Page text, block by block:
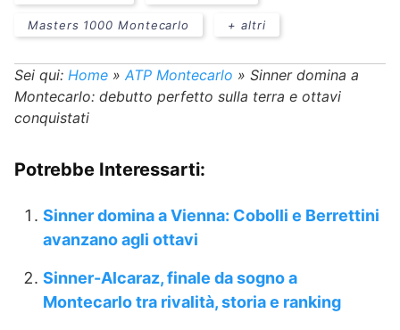
Masters 1000 Montecarlo + altri
Sei qui: Home » ATP Montecarlo » Sinner domina a
Montecarlo: debutto perfetto sulla terra e ottavi
conquistati
Potrebbe Interessarti:
Sinner domina a Vienna: Cobolli e Berrettini
avanzano agli ottavi
Sinner-Alcaraz, finale da sogno a
Montecarlo tra rivalità, storia e ranking